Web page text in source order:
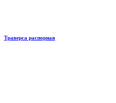
Траверса распорная